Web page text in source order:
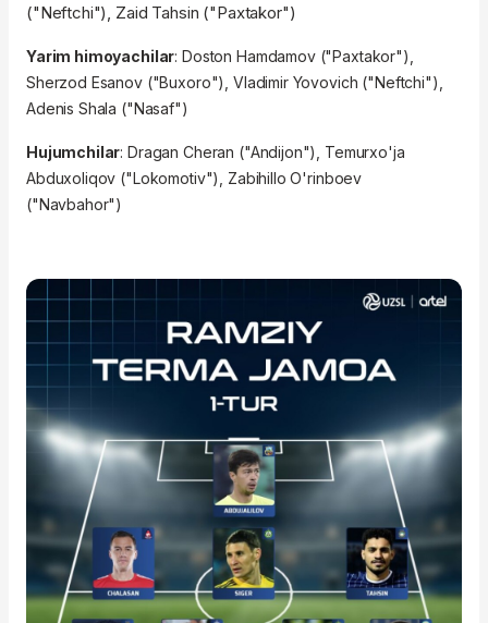
("Neftchi"), Zaid Tahsin ("Paxtakor")
Yarim himoyachilar: Doston Hamdamov ("Paxtakor"),
Sherzod Esanov ("Buxoro"), Vladimir Yovovich ("Neftchi"),
Adenis Shala ("Nasaf")
Hujumchilar: Dragan Cheran ("Andijon"), Temurxo'ja
Abduxoliqov ("Lokomotiv"), Zabihillo O'rinboev
("Navbahor")